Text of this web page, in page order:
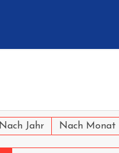
Nach Jahr Nach Monat